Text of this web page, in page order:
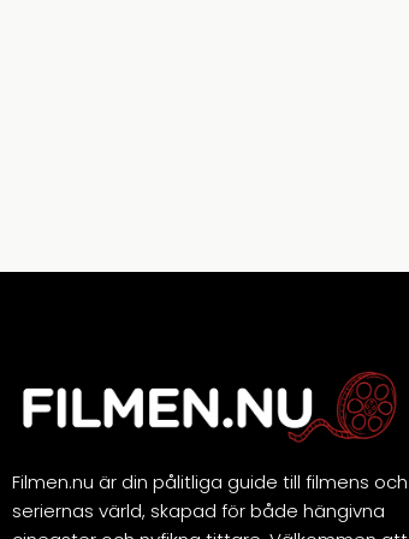
Filmen.nu är din pålitliga guide till filmens och
seriernas värld, skapad för både hängivna